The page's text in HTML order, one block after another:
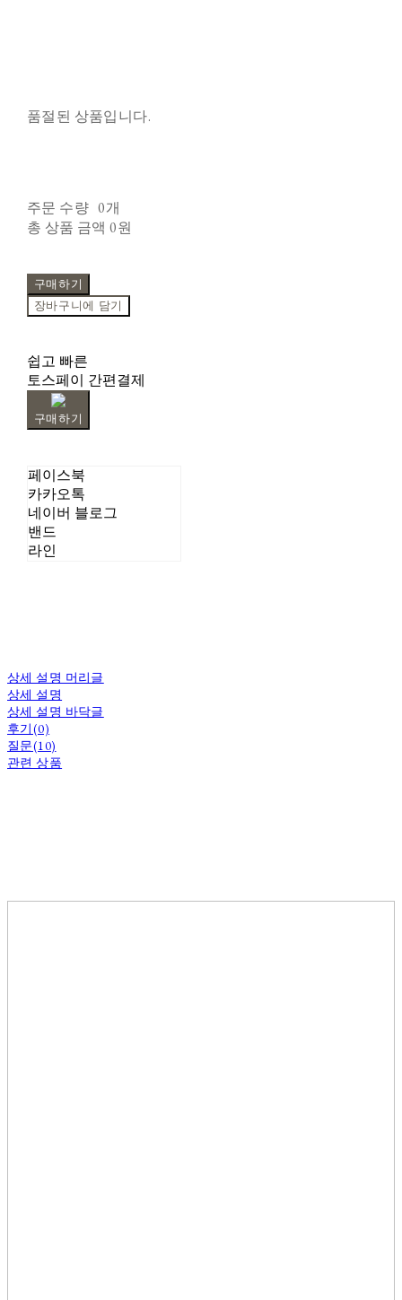
품절된 상품입니다.
주문 수량 0개
총 상품 금액 0원
구매하기
장바구니에 담기
쉽고 빠른
토스페이 간편결제
구매하기
페이스북
카카오톡
네이버 블로그
밴드
라인
상세 설명 머리글
상세 설명
상세 설명 바닥글
후기(0)
질문(10)
관련 상품